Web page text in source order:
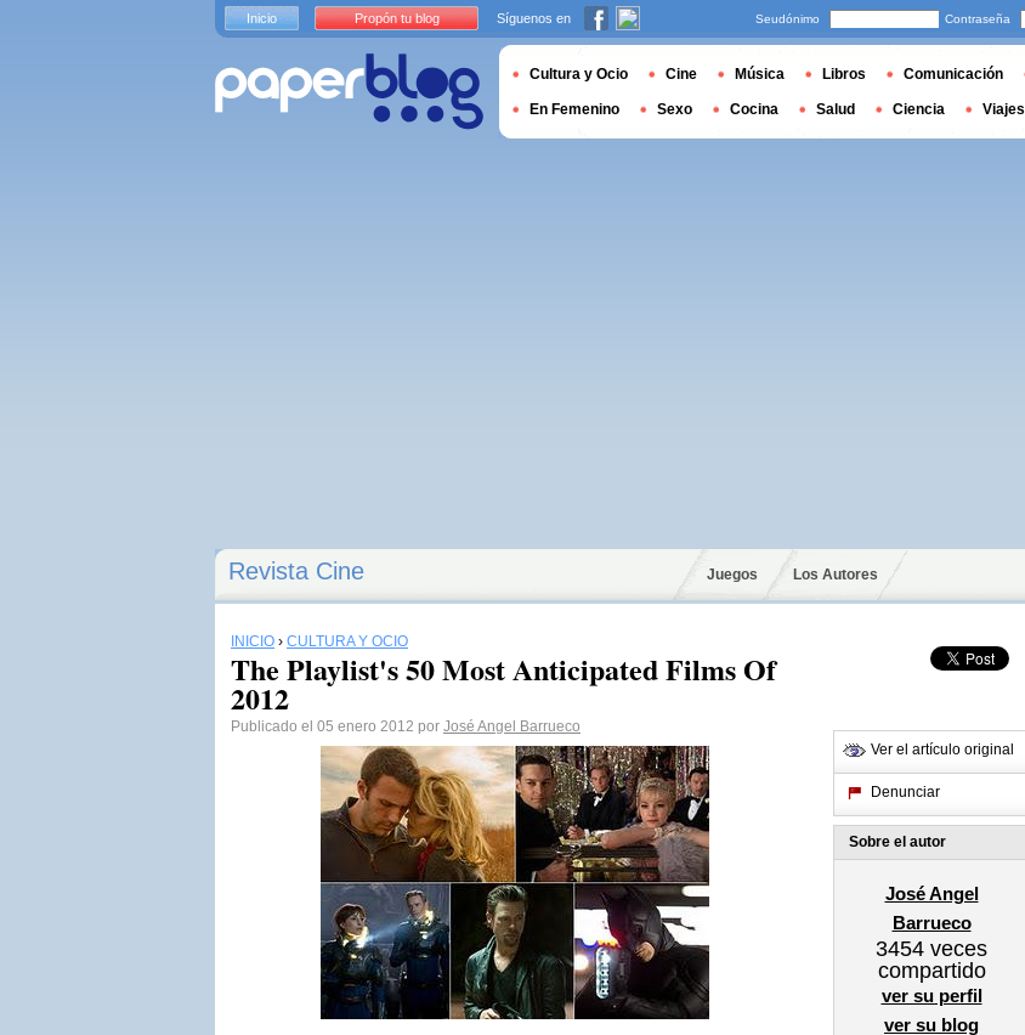
Revista Cine Juegos Los Autores
INICIO › CULTURA Y OCIO
The Playlist's 50 Most Anticipated Films Of
2012
Publicado el 05 enero 2012 por José Angel Barrueco
Ver el artículo original
Denunciar
Sobre el autor
José Angel
Barrueco
3454 veces
compartido
ver su perfil
ver su blog
Inicio Propón tu blog Síguenos en Seudónimo Contraseña
Cultura y Ocio Cine Música Libros Comunicación
En Femenino Sexo Cocina Salud Ciencia Viajes